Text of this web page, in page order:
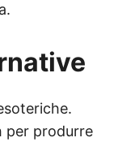
per produrre